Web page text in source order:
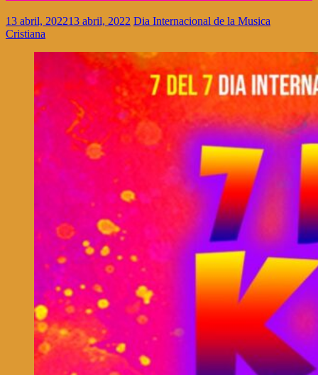
13 abril, 202213 abril, 2022 Dia Internacional de la Musica
Cristiana